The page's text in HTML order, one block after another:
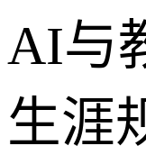
AI与
生涯